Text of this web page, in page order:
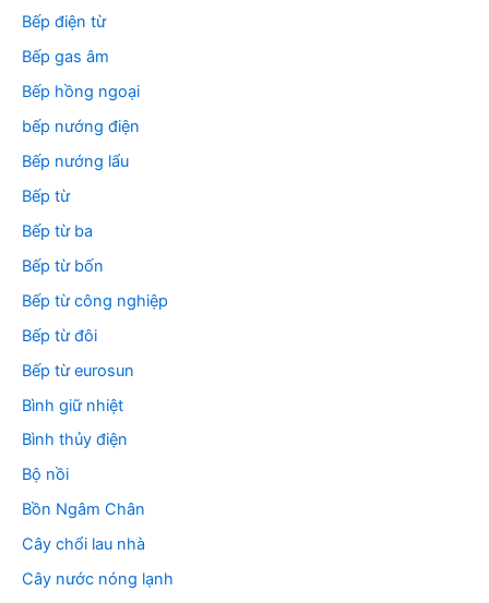
Bếp điện từ
Bếp gas âm
Bếp hồng ngoại
bếp nướng điện
Bếp nướng lẩu
Bếp từ
Bếp từ ba
Bếp từ bốn
Bếp từ công nghiệp
Bếp từ đôi
Bếp từ eurosun
Bình giữ nhiệt
Bình thủy điện
Bộ nồi
Bồn Ngâm Chân
Cây chổi lau nhà
Cây nước nóng lạnh